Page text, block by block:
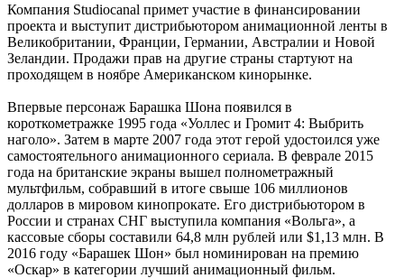
Компания Studiocanal примет участие в финансировании
проекта и выступит дистрибьютором анимационной ленты в
Великобритании, Франции, Германии, Австралии и Новой
Зеландии. Продажи прав на другие страны стартуют на
проходящем в ноябре Американском кинорынке.
Впервые персонаж Барашка Шона появился в
короткометражке 1995 года «Уоллес и Громит 4: Выбрить
наголо». Затем в марте 2007 года этот герой удостоился уже
самостоятельного анимационного сериала. В феврале 2015
года на британские экраны вышел полнометражный
мультфильм, собравший в итоге свыше 106 миллионов
долларов в мировом кинопрокате. Его дистрибьютором в
России и странах СНГ выступила компания «Вольга», а
кассовые сборы составили 64,8 млн рублей или $1,13 млн. В
2016 году «Барашек Шон» был номинирован на премию
«Оскар» в категории лучший анимационный фильм.